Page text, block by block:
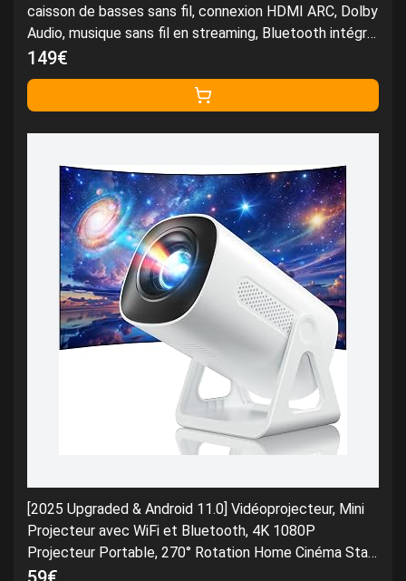
caisson de basses sans fil, connexion HDMI ARC, Dolby
Audio, musique sans fil en streaming, Bluetooth intégré,
design compact, 250 W, en noir
149€
[2025 Upgraded & Android 11.0] Vidéoprojecteur, Mini
Projecteur avec WiFi et Bluetooth, 4K 1080P
Projecteur Portable, 270° Rotation Home Cinéma Star
Rétroprojecteur pour Phone/PS5/HDMI/TV Stick/USB